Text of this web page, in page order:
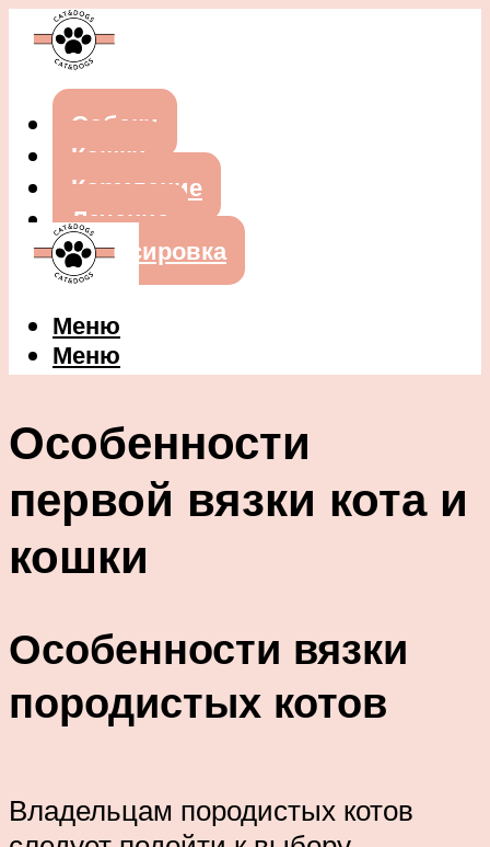
Собаки
Кошки
Кормление
Лечение
Дрессировка
Меню
Меню
Особенности
первой вязки кота и
кошки
Особенности вязки
породистых котов
Владельцам породистых котов